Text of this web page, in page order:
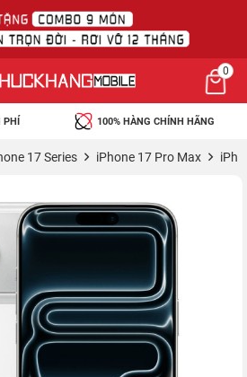
0
PHÍ 100% HÀNG CHÍNH HÃNG
17 Series iPhone 17 Pro Max